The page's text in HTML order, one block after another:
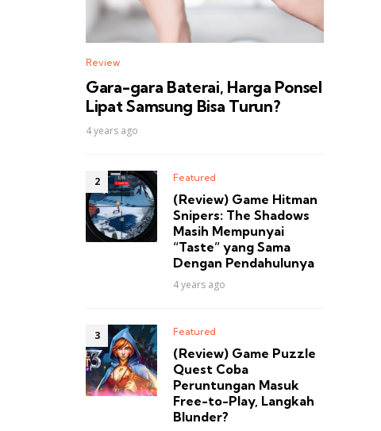
Review
Gara-gara Baterai, Harga Ponsel
Lipat Samsung Bisa Turun?
4 years ago
Featured
(Review) Game Hitman
Snipers: The Shadows
Masih Mempunyai
“Taste” yang Sama
Dengan Pendahulunya
4 years ago
Featured
(Review) Game Puzzle
Quest Coba
Peruntungan Masuk
Free-to-Play, Langkah
Blunder?